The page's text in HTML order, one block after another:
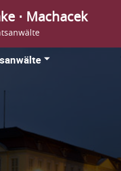
⋅ Machacek